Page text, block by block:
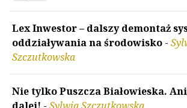
Lex Inwestor – dalszy demontaż
oddziaływania na środowisko -
Szczutkowska
Nie tylko Puszcza Białowieska.
dalej! - Sylwia Szczutkowska